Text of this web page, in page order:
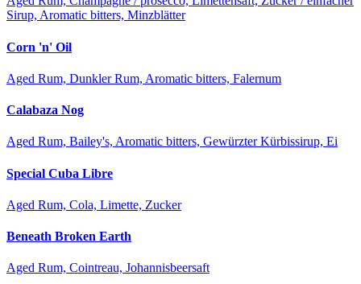
Sirup, Aromatic bitters, Minzblätter
Corn 'n' Oil
Aged Rum, Dunkler Rum, Aromatic bitters, Falernum
Calabaza Nog
Aged Rum, Bailey's, Aromatic bitters, Gewürzter Kürbissirup, Ei
Special Cuba Libre
Aged Rum, Cola, Limette, Zucker
Beneath Broken Earth
Aged Rum, Cointreau, Johannisbeersaft